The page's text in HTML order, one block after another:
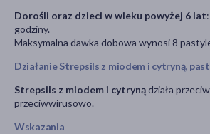
Dorośli oraz dzieci w wieku powyżej 6 lat
godziny.
Maksymalna dawka dobowa wynosi 8
Działanie Strepsils z miodem i cytryną,
Strepsils z miodem i cytrynądziała
przeciwwirusowo.
Wskazania